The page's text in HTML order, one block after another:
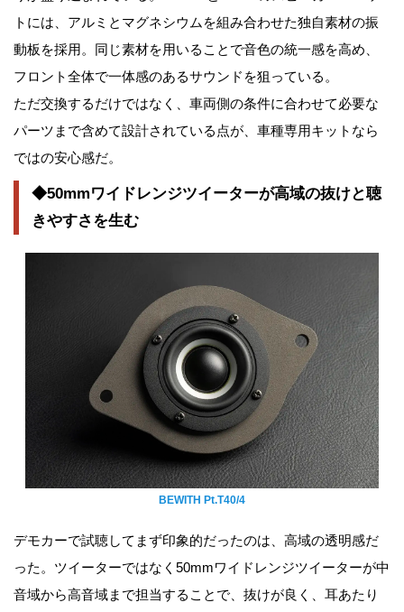
トには、アルミとマグネシウムを組み合わせた独自素材の振
動板を採用。同じ素材を用いることで音色の統一感を高め、
フロント全体で一体感のあるサウンドを狙っている。
ただ交換するだけではなく、車両側の条件に合わせて必要な
パーツまで含めて設計されている点が、車種専用キットなら
ではの安心感だ。
◆50mmワイドレンジツイーターが高域の抜けと聴
きやすさを生む
BEWITH Pt.T40/4
デモカーで試聴してまず印象的だったのは、高域の透明感だ
った。ツイーターではなく50mmワイドレンジツイーターが中
音域から高音域まで担当することで、抜けが良く、耳あたり